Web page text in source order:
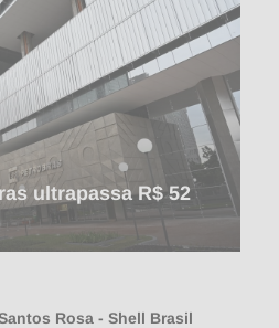
ultrapassa R$ 52
Rosa - Shell Brasil